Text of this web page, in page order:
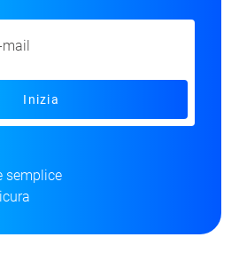
Inizia
semplice